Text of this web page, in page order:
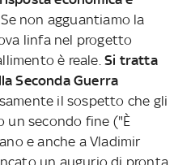
Se non agguantiamo la
linfa nel progetto
è reale. Si tratta
Seconda Guerra
il sospetto che gli
un secondo fine ("È
e anche a Vladimir
un augurio di pronta